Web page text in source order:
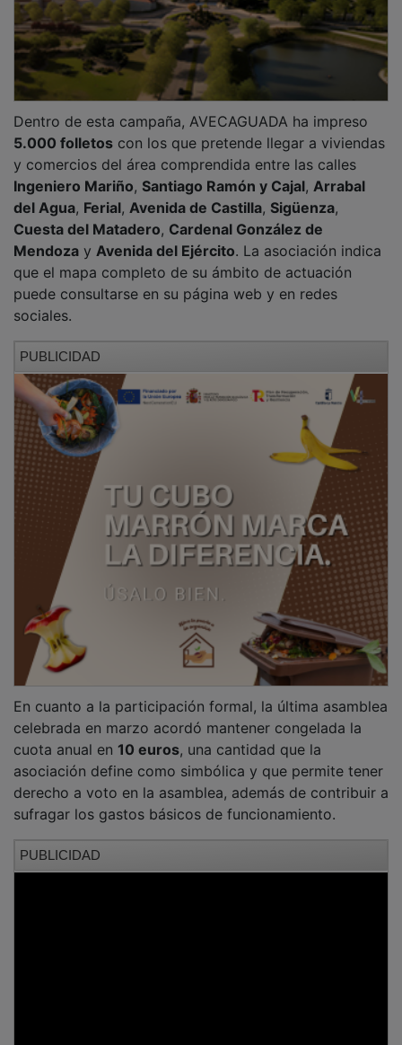
Dentro de esta campaña, AVECAGUADA ha impreso
5.000 folletos con los que pretende llegar a viviendas
y comercios del área comprendida entre las calles
Ingeniero Mariño, Santiago Ramón y Cajal, Arrabal
del Agua, Ferial, Avenida de Castilla, Sigüenza,
Cuesta del Matadero, Cardenal González de
Mendoza y Avenida del Ejército. La asociación indica
que el mapa completo de su ámbito de actuación
puede consultarse en su página web y en redes
sociales.
PUBLICIDAD
En cuanto a la participación formal, la última asamblea
celebrada en marzo acordó mantener congelada la
cuota anual en 10 euros, una cantidad que la
asociación define como simbólica y que permite tener
derecho a voto en la asamblea, además de contribuir a
sufragar los gastos básicos de funcionamiento.
PUBLICIDAD